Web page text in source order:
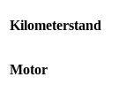
Kilometerstand
Motor